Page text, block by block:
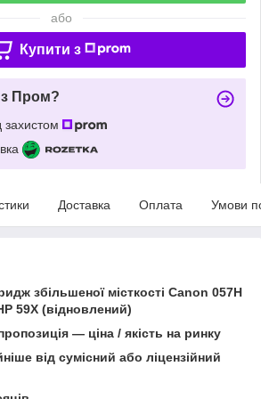
або
Купити з
з Пром?
захистом
Доставка Оплата Умови
збільшеної місткості Canon 057H
59X (відновлений)
— ціна / якість на ринку
від сумісний або ліцензійний